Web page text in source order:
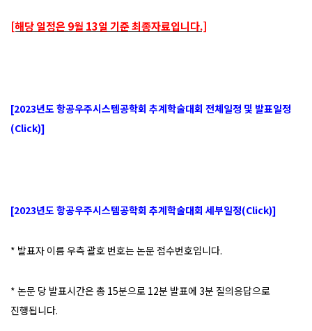
[해당 일정은 9월 13일 기준 최종자료입니다.]
[2023년도 항공우주시스템공학회 추계학술대회 전체일정 및 발표일정
(Click)]
[2023년도 항공우주시스템공학회 추계학술대회 세부일정(Click)]
* 발표자 이름 우측 괄호 번호는 논문 접수번호입니다.
* 논문 당 발표시간은 총 15분으로 12분 발표에 3분 질의응답으로
진행됩니다.